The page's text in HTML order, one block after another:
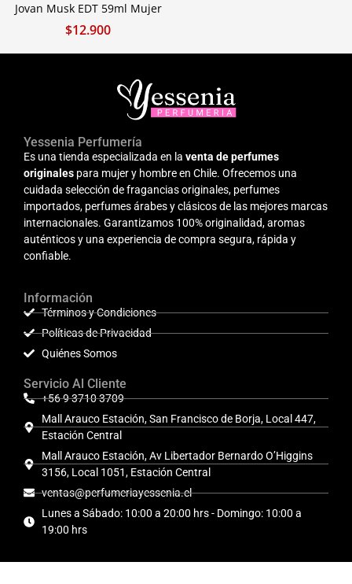
Jovan Musk EDT 59ml Mujer
$12.900
Yessenia Perfumería
Es una tienda especializada en la venta de perfumes
originales para mujer y hombre en Chile. Ofrecemos una
cuidada selección de fragancias originales, perfumes
importados, perfumes árabes y clásicos de las mejores marcas
internacionales. Garantizamos 100% originalidad, aromas
auténticos y una experiencia de compra segura, rápida y
confiable.
Información
Términos y Condiciones
Políticas de Privacidad
Quiénes Somos
Servicio Al Cliente
+56 9 3710 3709
Mall Arauco Estación, San Francisco de Borja, Local 447,
Estación Central
Mall Arauco Estación, Av Libertador Bernardo O’Higgins
3156, Local 1051, Estación Central
ventas@perfumeriayessenia.cl
Lunes a Sábado: 10:00 a 20:00 hrs - Domingo: 10:00 a
19:00 hrs